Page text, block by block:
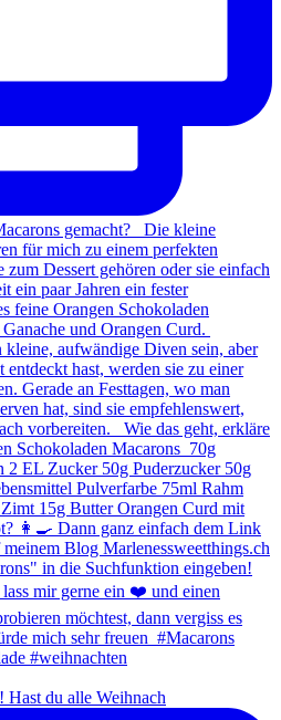
du alle Weihnach